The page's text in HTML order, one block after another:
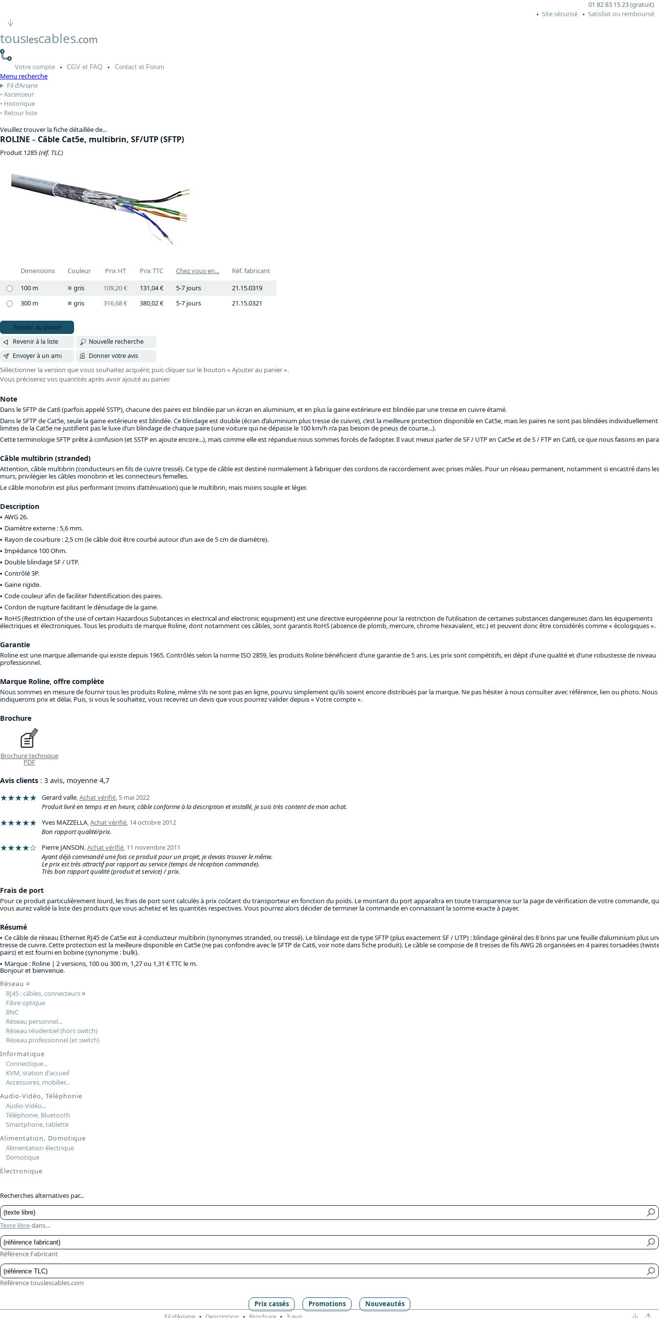
01 82 83 15 23 (gratuit)
Site sécurisé
Satisfait ou remboursé
touslescables.com
Votrecompte CGV et FAQ Contactet Forum
Menu recherche
Fil d’Ariane
Ascenseur
Historique
Retour liste
Veuillez trouver la fiche détaillée de...
ROLINE– Câble Cat5e, multibrin, SF/UTP (SFTP)
Produit 1285(réf. TLC)
Dimensions Couleur Prix HT Prix TTC Chez vous en...
Réf. fabricant
100 m
gris 109,20 € 131,04 € 5-7 jours
21.15.0319
300 m
gris 316,68 € 380,02 € 5-7 jours 21.15.0321
Ajouter au panier
Revenir à la liste
Nouvelle recherche
Envoyer à un ami
Donner votre avis
Sélectionner la version que vous souhaitez acquérir, puis cliquer sur le bouton « Ajouter au panier ».
Vous préciserez vos quantités après avoir ajouté au panier.
Note
Dans le SFTP de Cat6 (parfois appelé SSTP), chacune des paires est blindée par un écran en aluminium, et en plus la gaine extérieure est blindée par une tresse en cuivre étamé.
Dans le SFTP de Cat5e, seule la gaine extérieure est blindée. Ce blindage est double (écran d’aluminium plus tresse de cuivre), c’est la meilleure protection disponible en Cat5e, mais les paires ne sont pas blindées individuellement
limites de la Cat5e ne justifient pas le luxe d’un blindage de chaque paire (une voiture qui ne dépasse le 100 km/h n’a pas besoin de pneus de course...).
Cette terminologie SFTP prête à confusion (et SSTP en ajoute encore...), mais comme elle est répandue nous sommes forcés de l’adopter. Il vaut mieux parler de SF / UTP en Cat5e et de S / FTP en Cat6, ce que nous faisons en
Câble multibrin (stranded)
Attention, câble multibrin (conducteurs en fils de cuivre tressé). Ce type de câble est destiné normalement à fabriquer des cordons de raccordement avec prises mâles. Pour un réseau permanent, notamment si encastré dans les
murs, privilégier les câbles monobrin et les connecteurs femelles.
Le câble monobrin est plus performant (moins d’atténuation) que le multibrin, mais moins souple et léger.
Description
AWG 26.
Diamètre externe : 5,6 mm.
Rayon de courbure : 2,5 cm (le câble doit être courbé autour d’un axe de 5 cm de diamètre).
Impédance 100 Ohm.
Double blindage SF / UTP.
Contrôlé 3P.
Gaine rigide.
Code couleur afin de faciliter l’identification des paires.
Cordon de rupture facilitant le dénudage de la gaine.
RoHS (Restriction of the use of certain Hazardous Substances in electrical and electronic equipment) est une directive européenne pour la restriction de l’utilisation de certaines substances dangereuses dans les équipements
électriques et électroniques. Tous les produits de marque Roline, dont notamment ces câbles, sont garantis RoHS (absence de plomb, mercure, chrome hexavalent, etc.) et peuvent donc être considérés comme « écologiques ».
Garantie
Roline est une marque allemande qui existe depuis 1965. Contrôlés selon la norme ISO 2859, les produits Roline bénéficient d’une garantie de 5 ans. Les prix sont compétitifs, en dépit d’une qualité et d’une robustesse de niveau
professionnel.
Marque Roline, offre complète
Nous sommes en mesure de fournir tous les produits Roline, même s’ils ne sont pas en ligne, pourvu simplement qu’ils soient encore distribués par la marque. Ne pas hésiter à nous consulter avec référence, lien ou photo. Nous
indiquerons prix et délai. Puis, si vous le souhaitez, vous recevrez un devis que vous pourrez valider depuis « Votre compte ».
Brochure
Brochure technique
PDF
Avis clients : 3 avis, moyenne 4,7
★★★★★ Gerard valle,Achat vérifié, 5 mai 2022
Produit livré en temps et en heure, câble conforme à la description et installé, je suis très content de mon achat.
★★★★★ Yves MAZZELLA,Achat vérifié, 14 octobre 2012
Bon rapport qualité/prix.
★★★★☆ Pierre JANSON,Achat vérifié, 11 novembre 2011
Ayant déjà commandé une fois ce produit pour un projet, je devais trouver le même.
Le prix est très attractif par rapport au service (temps de réception commande).
Très bon rapport qualité (produit et service) / prix.
Frais de port
Pour ce produit particulièrement lourd, les frais de port sont calculés à prix coûtant du transporteur en fonction du poids. Le montant du port apparaîtra en toute transparence sur la page de vérification de votre commande,
vous aurez validé la liste des produits que vous achetez et les quantités respectives. Vous pourrez alors décider de terminer la commande en connaissant la somme exacte à payer.
Résumé
Ce câble de réseau Ethernet RJ45 de Cat5e est à conducteur multibrin (synonymes stranded, ou tressé). Le blindage est de type SFTP (plus exactement SF / UTP) : blindage général des 8 brins par une feuille d’aluminium plus
tresse de cuivre. Cette protection est la meilleure disponible en Cat5e (ne pas confondre avec le SFTP de Cat6, voir note dans fiche produit). Le câble se compose de 8 tresses de fils AWG 26 organisées en 4 paires torsadées
pairs) et est fourni en bobine (synonyme : bulk).
Marque : Roline | 2 versions, 100 ou 300 m, 1,27 ou 1,31 € TTC le m.
Bonjour et bienvenue.
Réseau ¤
RJ45 : câbles, connecteurs¤
Fibre optique
BNC
Réseau personnel...
Réseau résidentiel (hors switch)
Réseau professionnel (et switch)
Informatique
Connectique...
KVM, station d'accueil
Accessoires, mobilier...
Audio-Vidéo, Téléphonie
Audio-Vidéo...
Téléphonie, Bluetooth
Smartphone, tablette
Alimentation, Domotique
Alimentation électrique
Domotique
Électronique
Recherches alternatives par...
Texte libredans...
Référence Fabricant
Référence touslescables.com
Prix cassés Promotions
Nouveautés